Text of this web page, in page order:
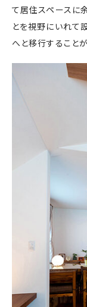
て居住スペースに
とを視野にいれて
へと移行することが